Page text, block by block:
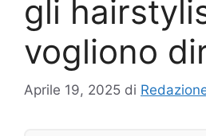
gli
vogliono
Aprile 19, 2025 di